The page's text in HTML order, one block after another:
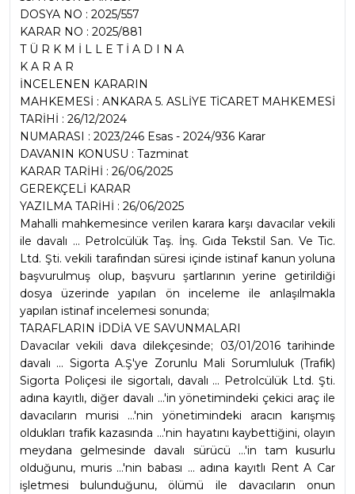
DOSYA NO : 2025/557
KARAR NO : 2025/881
T Ü R K M İ L L E T İ A D I N A
K A R A R
İNCELENEN KARARIN
MAHKEMESİ : ANKARA 5. ASLİYE TİCARET MAHKEMESİ
TARİHİ : 26/12/2024
NUMARASI : 2023/246 Esas - 2024/936 Karar
DAVANIN KONUSU : Tazminat
KARAR TARİHİ : 26/06/2025
GEREKÇELİ KARAR
YAZILMA TARİHİ : 26/06/2025
Mahalli mahkemesince verilen karara karşı davacılar vekili
ile davalı ... Petrolcülük Taş. İnş. Gıda Tekstil San. Ve Tic.
Ltd. Şti. vekili tarafından süresi içinde istinaf kanun yoluna
başvurulmuş olup, başvuru şartlarının yerine getirildiği
dosya üzerinde yapılan ön inceleme ile anlaşılmakla
yapılan istinaf incelemesi sonunda;
TARAFLARIN İDDİA VE SAVUNMALARI
Davacılar vekili dava dilekçesinde; 03/01/2016 tarihinde
davalı ... Sigorta A.Ş'ye Zorunlu Mali Sorumluluk (Trafik)
Sigorta Poliçesi ile sigortalı, davalı ... Petrolcülük Ltd. Şti.
adına kayıtlı, diğer davalı ...'in yönetimindeki çekici araç ile
davacıların murisi ...'nin yönetimindeki aracın karışmış
oldukları trafik kazasında ...'nin hayatını kaybettiğini, olayın
meydana gelmesinde davalı sürücü ...'in tam kusurlu
olduğunu, muris ...'nin babası ... adına kayıtlı Rent A Car
işletmesi bulunduğunu, ölümü ile davacıların onun